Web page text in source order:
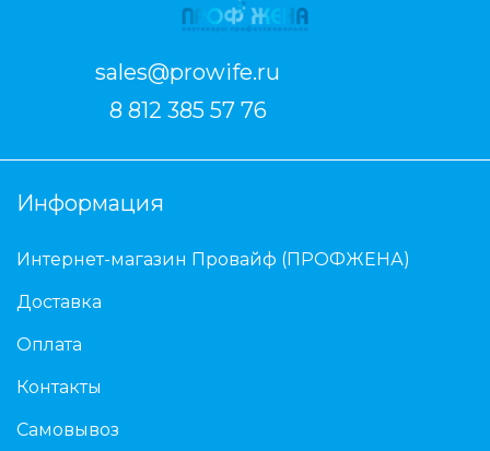
sales@prowife.ru
8 812 385 57 76
Информация
Интернет-магазин Провайф (ПРОФЖЕНА)
Доставка
Оплата
Контакты
Самовывоз